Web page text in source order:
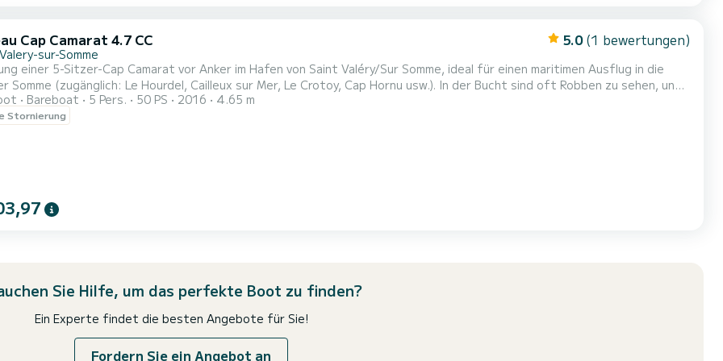
Cap Camarat 4.7 CC 5.0 (1 bewertungen)
sur-Somme
einer 5-Sitzer-Cap Camarat vor Anker im Hafen von Saint Valéry/Sur Somme, ideal für einen maritimen Ausflug in die
Somme (zugänglich: Le Hourdel, Cailleux sur Mer, Le Crotoy, Cap Hornu usw.). In der Bucht sind oft Robben zu sehen, und
sogar noch besser vom Boot aus genießen. Ausflüge sind von den Gezeiten abhängig. Jeder Ausflug
3 Stunden. Der Ausflug hängt vom Wetter und der Gezeitenhöhe ab und muss vor der Buchung gemeinsam besichtig...
Bareboat 5 Pers. 50 PS 2016 4.65 m
Stornierung
Sie Hilfe, um das perfekte Boot zu finden?
Ein Experte findet die besten Angebote für Sie!
Fordern Sie ein Angebot an